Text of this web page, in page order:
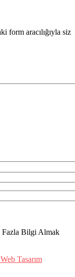
form aracılığıyla siz
Fazla Bilgi Almak
Tasarım